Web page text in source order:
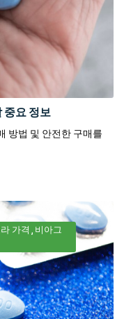
중요 정보
방법 및 안전한 구매를
가격
비아그